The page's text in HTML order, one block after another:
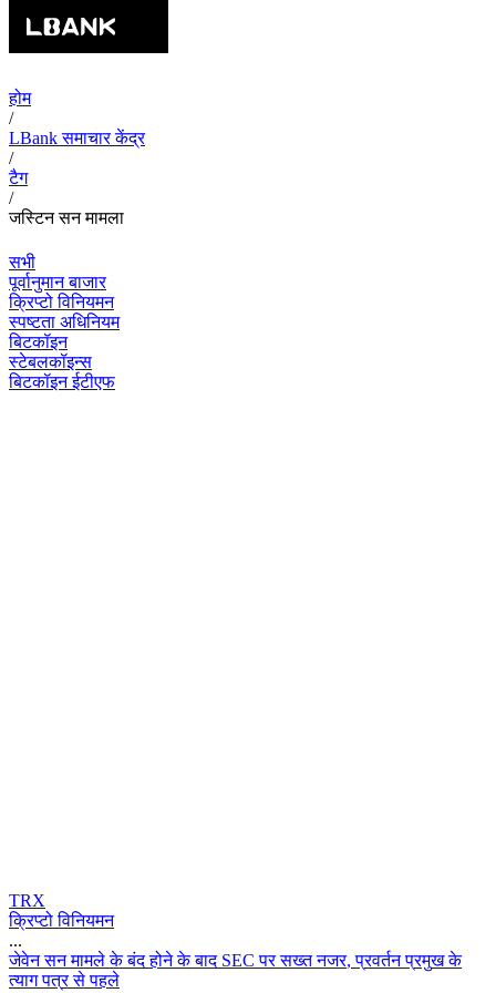
होम
/
LBank समाचार केंद्र
/
टैग
/
जस्टिन सन मामला
सभी
पूर्वानुमान बाजार
क्रिप्टो विनियमन
स्पष्टता अधिनियम
बिटकॉइन
स्टेबलकॉइन्स
बिटकॉइन ईटीएफ
TRX
क्रिप्टो विनियमन
...
जवन सन ममल क बद हन क बद SEC पर सखत नजर, परवरन परमख क
तयग पतर स पहल